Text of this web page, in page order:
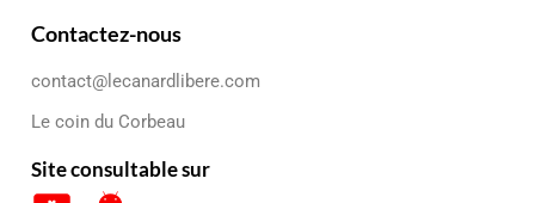
Contactez-nous
contact@lecanardlibere.com
Le coin du Corbeau
Site consultable sur